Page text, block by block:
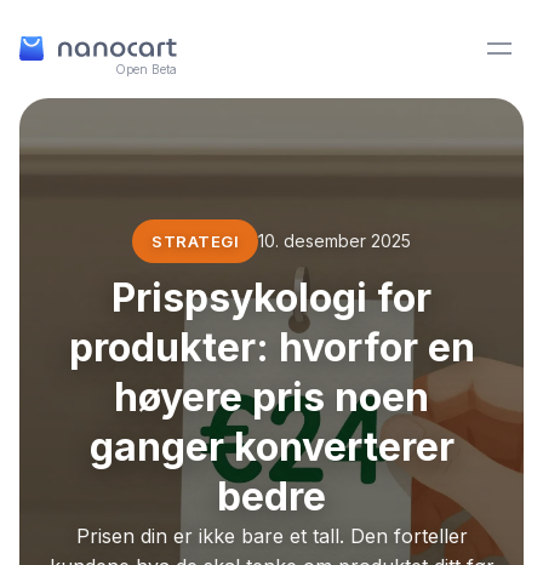
Open Beta
STRATEGI 10. desember 2025
Prispsykologi for
produkter: hvorfor en
høyere pris noen
ganger konverterer
bedre
Prisen din er ikke bare et tall. Den forteller